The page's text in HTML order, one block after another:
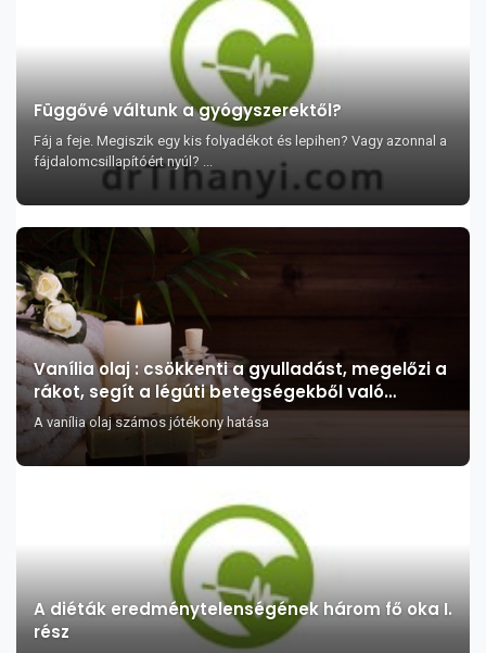
Függővé váltunk a gyógyszerektől?
Fáj a feje. Megiszik egy kis folyadékot és lepihen? Vagy azonnal a
fájdalomcsillapítóért nyúl? ...
Vanília olaj : csökkenti a gyulladást, megelőzi a
rákot, segít a légúti betegségekből való
felgyógyulásban és remek afrodiziákum
A vanília olaj számos jótékony hatása
A diéták eredménytelenségének három fő oka I.
rész